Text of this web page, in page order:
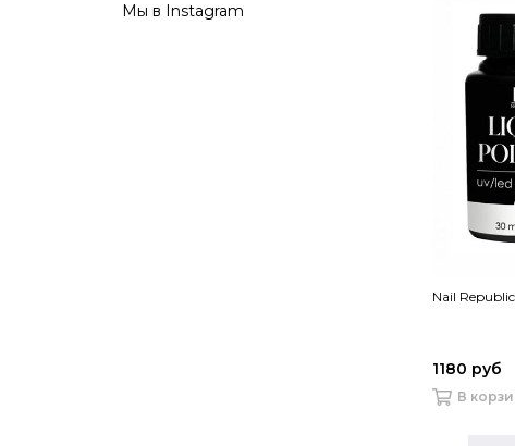
Мы в Instagram
Nail
1180 руб
В